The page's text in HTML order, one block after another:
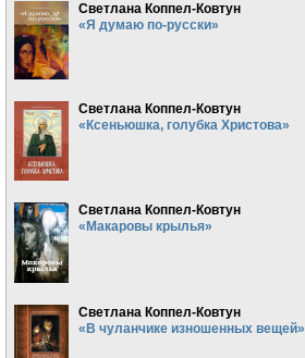
Светлана Коппел-Ковтун
«Я думаю по-русски»
Светлана Коппел-Ковтун
«Ксеньюшка, голубка Христова»
Светлана Коппел-Ковтун
«Макаровы крылья»
Светлана Коппел-Ковтун
«В чуланчике изношенных вещей»